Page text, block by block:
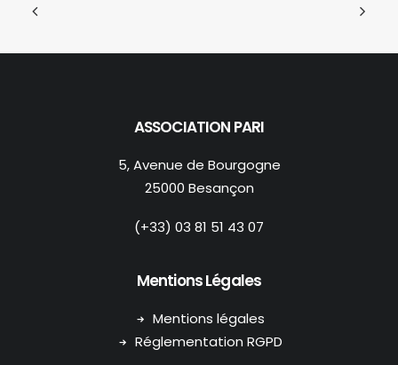
ASSOCIATION PARI
5, Avenue de Bourgogne
25000 Besançon
(+33) 03 81 51 43 07
Mentions Légales
Mentions légales
Réglementation RGPD